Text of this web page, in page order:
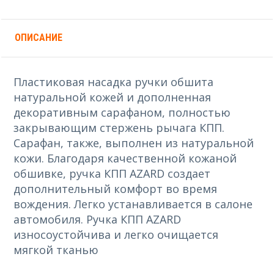
ОПИСАНИЕ
Пластиковая насадка ручки обшита
натуральной кожей и дополненная
декоративным сарафаном, полностью
закрывающим стержень рычага КПП.
Сарафан, также, выполнен из натуральной
кожи. Благодаря качественной кожаной
обшивке, ручка КПП AZARD создает
дополнительный комфорт во время
вождения. Легко устанавливается в салоне
автомобиля. Ручка КПП AZARD
износоустойчива и легко очищается
мягкой тканью